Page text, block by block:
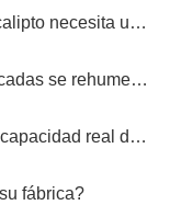
¿Por qué la producción de pisos de eucalipto necesita un secador de chapas?
¿Por qué sus chapas perfectamente secadas se rehumedecen?
¿Está el desperdicio oculto matando la capacidad real de su secador de chapas?
fábrica?